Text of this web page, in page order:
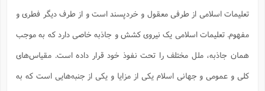
تعلیمات اسلامى از طرفى معقول و خردپسند است و از طرف دیگر فطرى و
مفهوم. تعلیمات اسلامى یک نیروى کشش و جاذبه خاصى دارد که به موجب
همان جاذبه، ملل مختلف را تحت نفوذ خود قرار داده است. مقیاس‌هاى
کلى و عمومى و جهانى اسلام یکى از مزایا و یکى از جنبه‌هایى است که به